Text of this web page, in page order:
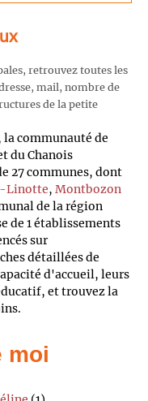
retrouvez toutes les
mail, nombre de
de la petite
communauté de
du Chanois
27 communes, dont
Linotte, Montbozon
de la région
de 1 établissements
sur
détaillées de
d'accueil, leurs
et trouvez la
moi